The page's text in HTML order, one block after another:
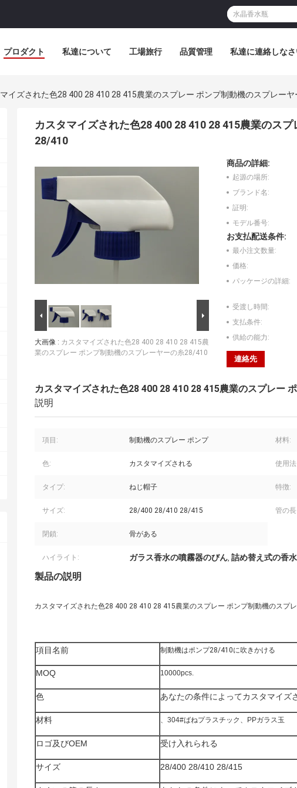
プロダクト 私達について 工場旅行 品質管理 私達に連絡しな
イズされた色28 400 28 410 28 415農業のスプレー ポンプ制動機のスプレー
カスタマイズされた色28 400 28 410 28 415農業のス
28/410
大画像 : カスタマイズされた色28 400 28 410 28 415農
業のスプレー ポンプ制動機のスプレーヤーの糸28/410
商品の詳細:
起源の場所:
ブランド名:
証明:
モデル番号:
お支払配送条件:
最小注文数量:
価格:
パッケージの詳細:
受渡し時間:
支払条件:
供給の能力:
連絡先
カスタマイズされた色28 400 28 410 28 415農業のスプレー
説明
項目: 制動機のスプレー ポンプ 材料:
色: カスタマイズされる 使用
タイプ: ねじ帽子 特徴:
サイズ: 28/400 28/410 28/415 管の
閉鎖: 骨がある
ハイライト: ガラス香水の噴霧器のびん, 詰め替え式の香
製品の説明
カスタマイズされた色28 400 28 410 28 415農業のスプレー ポンプ制動機のスプ
項目名前 制動機はポンプ28/410に吹きかける
MOQ 10000pcs.
色 あなたの条件によってカスタマイズ
材料 、304#ばねプラスチック、PPガラス玉
ロゴ及びOEM 受け入れられる
サイズ 28/400 28/410 28/415